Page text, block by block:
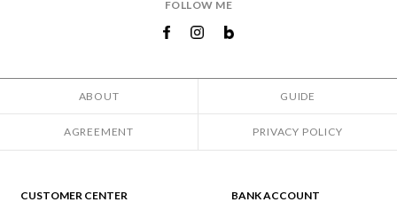
FOLLOW ME
ABOUT GUIDE
AGREEMENT PRIVACY POLICY
CUSTOMER CENTER BANK ACCOUNT